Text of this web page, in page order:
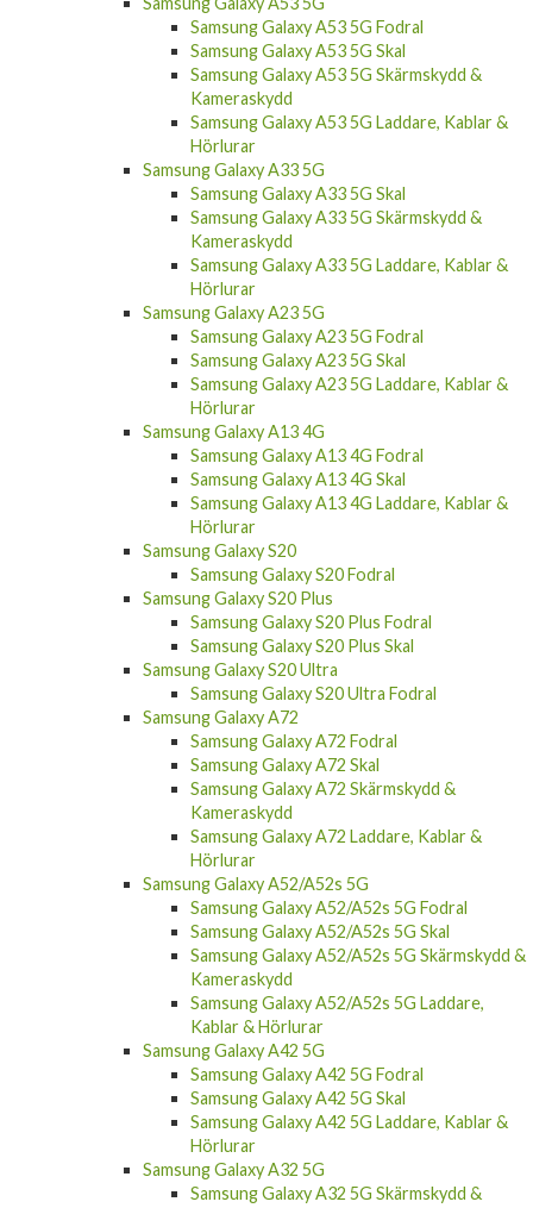
Samsung Galaxy S21 Ultra Laddare, Kablar &
Hörlurar
Samsung Galaxy Z Flip 3
Samsung Galaxy Z Fold3
Samsung Galaxy A53 5G
Samsung Galaxy A53 5G Fodral
Samsung Galaxy A53 5G Skal
Samsung Galaxy A53 5G Skärmskydd &
Kameraskydd
Samsung Galaxy A53 5G Laddare, Kablar &
Hörlurar
Samsung Galaxy A33 5G
Samsung Galaxy A33 5G Skal
Samsung Galaxy A33 5G Skärmskydd &
Kameraskydd
Samsung Galaxy A33 5G Laddare, Kablar &
Hörlurar
Samsung Galaxy A23 5G
Samsung Galaxy A23 5G Fodral
Samsung Galaxy A23 5G Skal
Samsung Galaxy A23 5G Laddare, Kablar &
Hörlurar
Samsung Galaxy A13 4G
Samsung Galaxy A13 4G Fodral
Samsung Galaxy A13 4G Skal
Samsung Galaxy A13 4G Laddare, Kablar &
Hörlurar
Samsung Galaxy S20
Samsung Galaxy S20 Fodral
Samsung Galaxy S20 Plus
Samsung Galaxy S20 Plus Fodral
Samsung Galaxy S20 Plus Skal
Samsung Galaxy S20 Ultra
Samsung Galaxy S20 Ultra Fodral
Samsung Galaxy A72
Samsung Galaxy A72 Fodral
Samsung Galaxy A72 Skal
Samsung Galaxy A72 Skärmskydd &
Kameraskydd
Samsung Galaxy A72 Laddare, Kablar &
Hörlurar
Samsung Galaxy A52/A52s 5G
Samsung Galaxy A52/A52s 5G Fodral
Samsung Galaxy A52/A52s 5G Skal
Samsung Galaxy A52/A52s 5G Skärmskydd &
Kameraskydd
Samsung Galaxy A52/A52s 5G Laddare,
Kablar & Hörlurar
Samsung Galaxy A42 5G
Samsung Galaxy A42 5G Fodral
Samsung Galaxy A42 5G Skal